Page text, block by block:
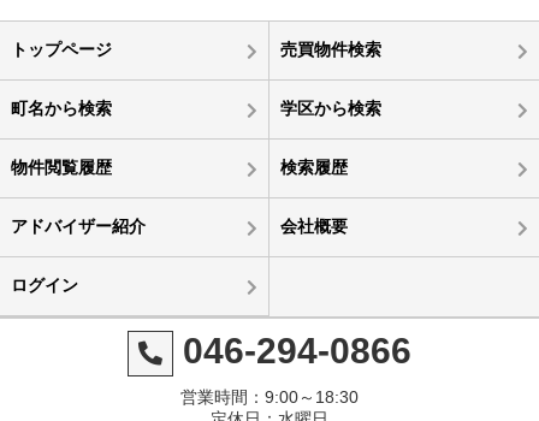
トップページ 売買物件検索
町名から検索 学区から検索
物件閲覧履歴 検索履歴
アドバイザー紹介 会社概要
ログイン
046-294-0866
営業時間：9:00～18:30